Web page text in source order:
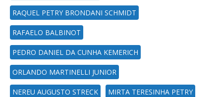
RAQUEL PETRY BRONDANI SCHMIDT
RAFAELO BALBINOT
PEDRO DANIEL DA CUNHA KEMERICH
ORLANDO MARTINELLI JUNIOR
NEREU AUGUSTO STRECK MIRTA TERESINHA PETRY